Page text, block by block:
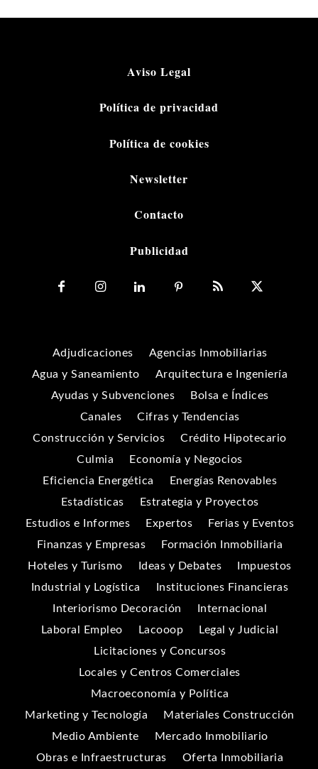
Aviso Legal
Política de privacidad
Política de cookies
Newsletter
Contacto
Publicidad
Adjudicaciones
Agencias Inmobiliarias
Agua y Saneamiento
Arquitectura e Ingeniería
Ayudas y Subvenciones
Bolsa e Índices
Canales
Cifras y Tendencias
Construcción y Servicios
Crédito Hipotecario
Culmia
Economía y Negocios
Eficiencia Energética
Energías Renovables
Estadísticas
Estrategia y Proyectos
Estudios e Informes
Expertos
Ferias y Eventos
Finanzas y Empresas
Formación Inmobiliaria
Hoteles y Turismo
Ideas y Debates
Impuestos
Industrial y Logística
Instituciones Financieras
Interiorismo Decoración
Internacional
Laboral Empleo
Lacooop
Legal y Judicial
Licitaciones y Concursos
Locales y Centros Comerciales
Macroeconomía y Política
Marketing y Tecnología
Materiales Construcción
Medio Ambiente
Mercado Inmobiliario
Obras e Infraestructuras
Oferta Inmobiliaria